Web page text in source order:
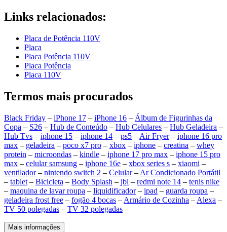
Links relacionados:
Placa de Potência 110V
Placa
Placa Potência 110V
Placa Potência
Placa 110V
Termos mais procurados
Black Friday – iPhone 17 – iPhone 16 – Álbum de Figurinhas da
Copa – S26 – Hub de Conteúdo – Hub Celulares – Hub Geladeira –
Hub Tvs – iphone 15 – iphone 14 – ps5 – Air Fryer– iphone 16 pro
max – geladeira – poco x7 pro – xbox – iphone – creatina – whey
protein – microondas – kindle – iphone 17 pro max – iphone 15 pro
max – celular samsung – iphone 16e – xbox series s – xiaomi –
ventilador– nintendo switch 2 – Celular– Ar Condicionado Portátil
– tablet – Bicicleta – Body Splash – jbl – redmi note 14 – tenis nike
– maquina de lavar roupa – liquidificador– ipad – guarda roupa –
geladeira frost free – fogão 4 bocas – Armário de Cozinha – Alexa –
TV 50 polegadas – TV 32 polegadas
Mais informações